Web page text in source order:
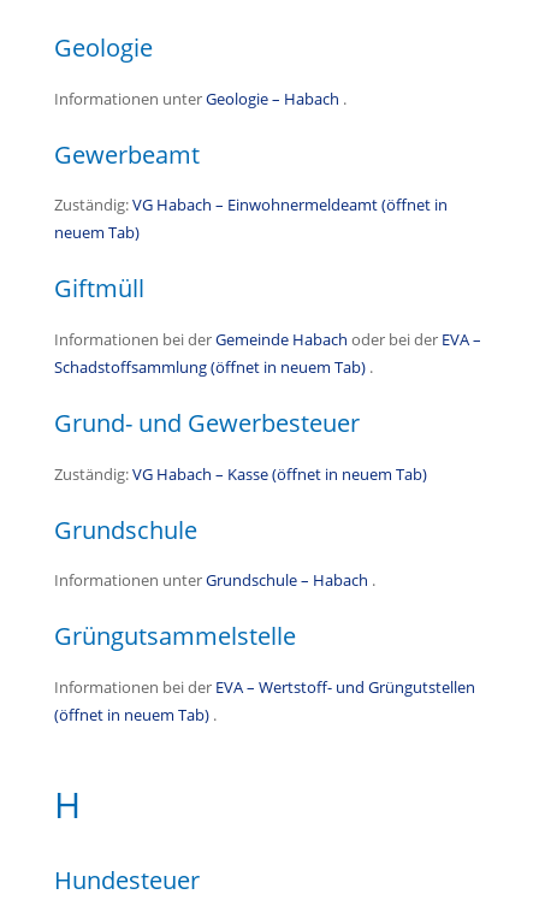
Geologie
Informationen unterGeologie – Habach .
Gewerbeamt
Zuständig:VG Habach – Einwohnermeldeamt (öffnet in
neuem Tab)
Giftmüll
Informationen bei derGemeinde Habach oder bei der EVA –
Schadstoffsammlung (öffnet in neuem Tab) .
Grund- und Gewerbesteuer
Zuständig:VG Habach – Kasse (öffnet in neuem Tab)
Grundschule
Informationen unterGrundschule – Habach .
Grüngutsammelstelle
Informationen bei der EVA – Wertstoff- und Grüngutstellen
(öffnet in neuem Tab) .
H
Hundesteuer